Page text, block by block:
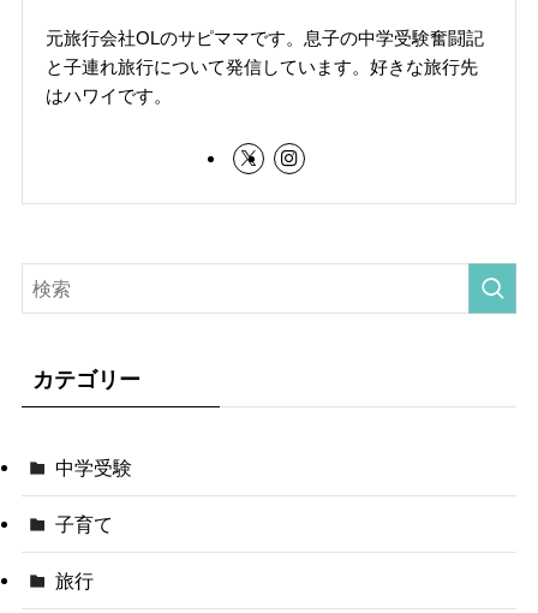
元旅行会社OLのサピママです。息子の中学受験奮闘記
と子連れ旅行について発信しています。好きな旅行先
はハワイです。
カテゴリー
中学受験
子育て
旅行